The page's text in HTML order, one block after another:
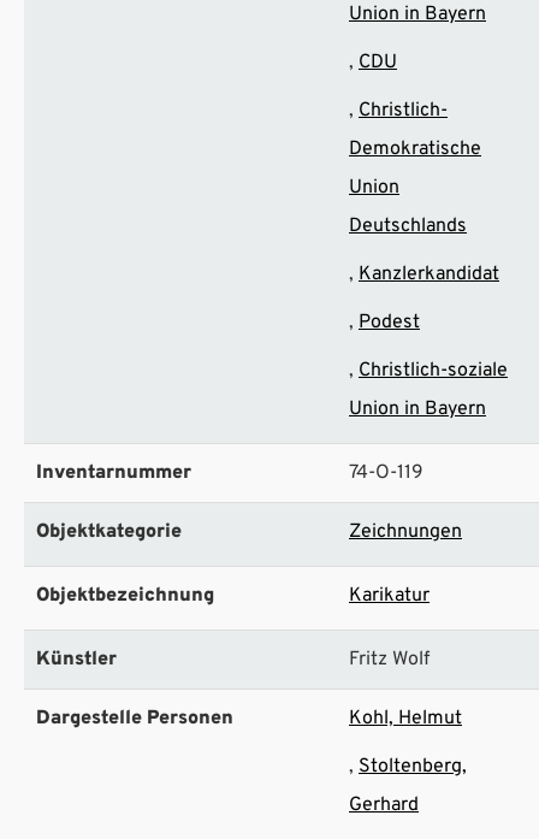
Union in Bayern
CDU
Christlich-
Demokratische
Union
Deutschlands
Kanzlerkandidat
Podest
Christlich-soziale
Union in Bayern
Inventarnummer 74-O-119
Objektkategorie Zeichnungen
Objektbezeichnung Karikatur
Künstler Fritz Wolf
Dargestelle Personen
Kohl, Helmut
Stoltenberg,
Gerhard